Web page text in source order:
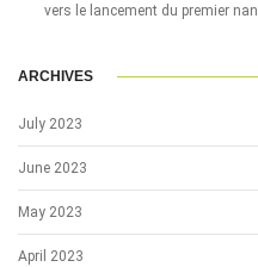
vers le lancement du premier
ARCHIVES
July 2023
June 2023
May 2023
April 2023